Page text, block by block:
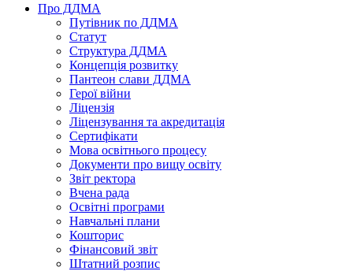
Про ДДМА
Путівник по ДДМА
Статут
Структура ДДМА
Концепція розвитку
Пантеон слави ДДМА
Герої війни
Ліцензія
Ліцензування та акредитація
Сертифікати
Мова освітнього процесу
Документи про вищу освіту
Звіт ректора
Вчена рада
Освітні програми
Навчальні плани
Кошторис
Фінансовий звіт
Штатний розпис